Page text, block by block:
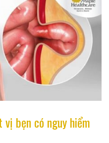
bẹn có nguy hiểm